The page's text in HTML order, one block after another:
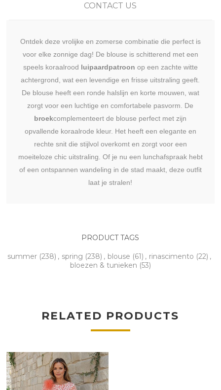
CONTACT US
Ontdek deze vrolijke en zomerse combinatie die perfect is
voor elke zonnige dag! De blouse is schitterend met een
speels koraalrood luipaardpatroon op een zachte witte
achtergrond, wat een levendige en frisse uitstraling geeft.
De blouse heeft een ronde halslijn en korte mouwen, wat
zorgt voor een luchtige en comfortabele pasvorm. De
broekcomplementeert de blouse perfect met zijn
opvallende koraalrode kleur. Het heeft een elegante en
rechte snit die stijlvol overkomt en zorgt voor een
moeiteloze chic uitstraling. Of je nu een lunchafspraak hebt
of een ontspannen wandeling in de stad maakt, deze outfit
laat je stralen!
PRODUCT TAGS
summer (238) , spring (238) , blouse (61) , rinascimento (22) ,
bloezen & tunieken (53)
RELATED PRODUCTS